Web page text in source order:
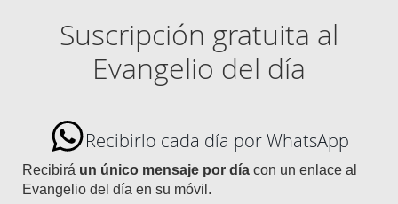
Suscripción gratuita al
Evangelio del día
Recibirlo cada día por WhatsApp
Recibirá un único mensaje por día con un enlace al
Evangelio del día en su móvil.